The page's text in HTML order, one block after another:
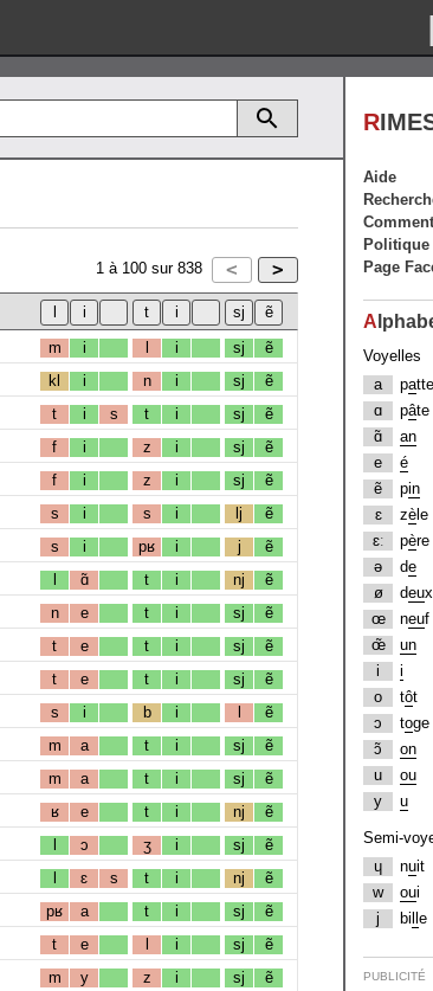
1 à 100 sur 838
m i l i sj ẽ
kl i n i sj ẽ
t i s t i sj ẽ
f i z i sj ẽ
f i z i sj ẽ
s i s i lj ẽ
s i pʁ i j ẽ
l ɑ̃ t i nj ẽ
n e t i sj ẽ
t e t i sj ẽ
t e t i sj ẽ
s i b i l ẽ
m a t i sj ẽ
m a t i sj ẽ
ʁ e t i nj ẽ
l ɔ ʒ i sj ẽ
l ɛ s t i nj ẽ
pʁ a t i sj ẽ
t e l i sj ẽ
m y z i sj ẽ
R
Aide
Page
A
Voyelles
a
patte
ɑ
pâte
ɑ̃
an
e
é
ẽ
pin
ɛ
zè le
ɛː
père
ə
de
ø
deux
œ
neuf
œ̃
un
i
i
o
tôt
ɔ
toge
ɔ̃
on
u
ou
y
u
Semi-
ɥ
nuit
w
oui
j
bi e
PUBLICITÉ